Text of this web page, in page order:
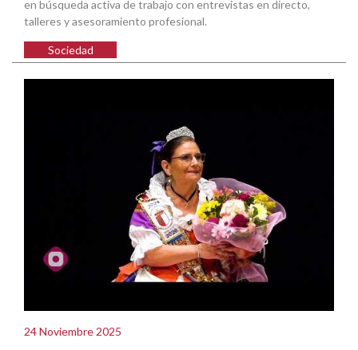
en búsqueda activa de trabajo con entrevistas en directo,
talleres y asesoramiento profesional.
Sociedad
24 Noviembre 2025